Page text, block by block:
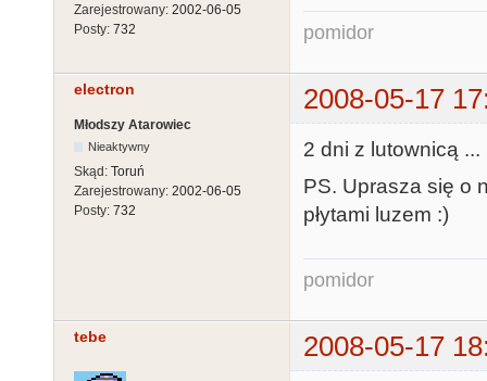
Zarejestrowany: 2002-06-05
Posty: 732 pomidor
electron 2008-05-17
Młodszy Atarowiec
Nieaktywny
Skąd: Toruń
Zarejestrowany: 2002-06-05
Posty: 732
2 dni z lutownicą
PS. Uprasza się o
płytami luzem :)
pomidor
tebe 2008-05-17